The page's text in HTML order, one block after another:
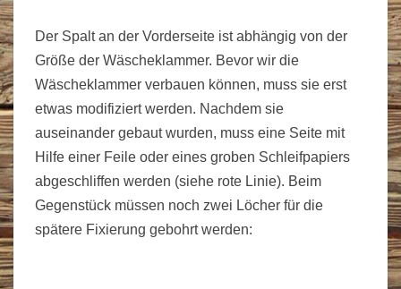
Der Spalt an der Vorderseite ist abhängig von der
Größe der Wäscheklammer. Bevor wir die
Wäscheklammer verbauen können, muss sie erst
etwas modifiziert werden. Nachdem sie
auseinander gebaut wurden, muss eine Seite mit
Hilfe einer Feile oder eines groben Schleifpapiers
abgeschliffen werden (siehe rote Linie). Beim
Gegenstück müssen noch zwei Löcher für die
spätere Fixierung gebohrt werden: